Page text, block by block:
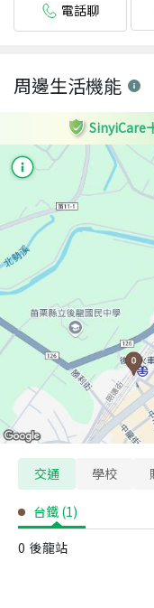
電話聊
周邊生活機能
SinyiCare
交通 學校
台鐵 (1)
0 後龍站